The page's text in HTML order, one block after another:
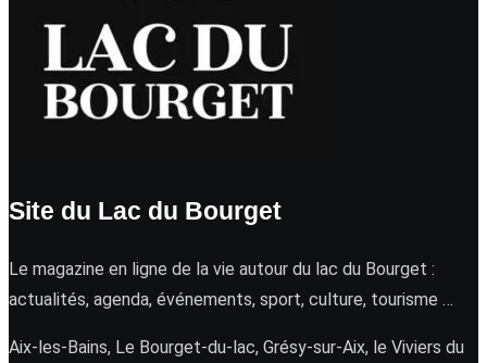
Site du Lac du Bourget
Le magazine en ligne de la vie autour du lac du Bourget :
actualités, agenda, événements, sport, culture, tourisme …
Aix-les-Bains, Le Bourget-du-lac, Grésy-sur-Aix, le Viviers du